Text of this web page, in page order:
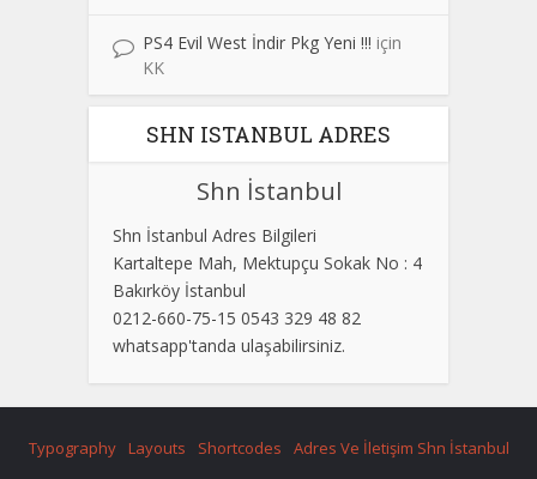
PS4 Evil West İndir Pkg Yeni !!! için
KK
SHN ISTANBUL ADRES
Shn İstanbul
Shn İstanbul Adres Bilgileri
Kartaltepe Mah, Mektupçu Sokak No : 4
Bakırköy İstanbul
0212-660-75-15 0543 329 48 82
whatsapp'tanda ulaşabilirsiniz.
Typography Layouts Shortcodes Adres Ve İletişim Shn İstanbul